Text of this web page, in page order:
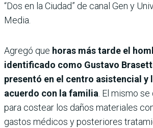
“Dos en la Ciudad” de canal Gen y
Media.
Agregó que horas más tarde el
identificado como Gustavo
presentó en el centro asistencial y
acuerdo con la familia. El mismo
para costear los daños materiales
gastos médicos y posteriores